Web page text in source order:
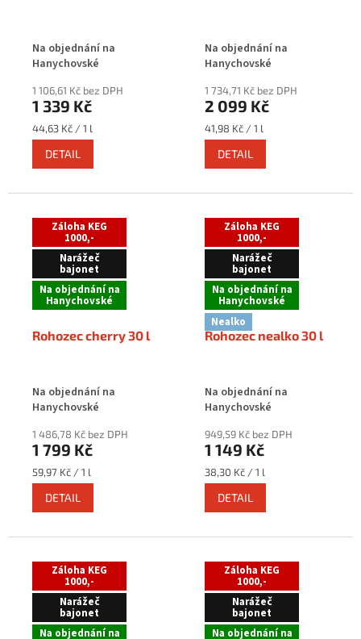
Na objednání na
Hanychovské
1 106,61 Kč bez DPH
1 339 Kč
Měrná
cena:
44,63 Kč / 1 l
DETAIL
Na objednání na
Hanychovské
1 734,71 Kč bez DPH
2 099 Kč
Měrná
cena:
41,98 Kč / 1 l
DETAIL
Záloha KEG
1000,-
Narážeč
bajonet
Na objednání na
Hanychovské
Rohozec cherry 30 l
Na objednání na
Hanychovské
1 486,78 Kč bez DPH
1 799 Kč
Měrná
cena:
59,97 Kč / 1 l
DETAIL
Záloha KEG
1000,-
Narážeč
bajonet
Na objednání na
Hanychovské
Nealko
Rohozec nealko 30 l
Na objednání na
Hanychovské
949,59 Kč bez DPH
1 149 Kč
Měrná
cena:
38,30 Kč / 1 l
DETAIL
Záloha KEG
1000,-
Narážeč
bajonet
Na objednání na
Záloha KEG
1000,-
Narážeč
bajonet
Na objednání na